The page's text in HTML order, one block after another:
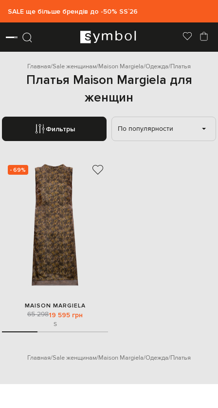
SALE ще більше брендів до -50% SS`26
Главная Sale женщинам Maison Margiela Одежда Платья
Платья Maison Margiela для
женщин
Фильтры По популярности
- 69%
MAISON MARGIELA
65 29819 595 грн
S
Главная Sale женщинам Maison Margiela Одежда Платья